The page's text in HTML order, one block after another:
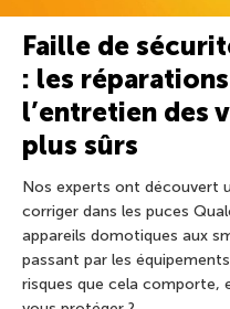
Faille de
: les
l’entretien des
plus sûrs
Nos experts ont découvert
corriger dans les puces
appareils domotiques aux
passant par les
risques que cela comporte,